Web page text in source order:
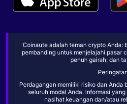
Coinaute adalah teman crypto Anda:
pembanding untuk menjelajahi pasar
penuh gairah, dan
Perdagangan memiliki risiko dan Anda
seluruh modal Anda. Informasi
nasihat keuangan dan/atau